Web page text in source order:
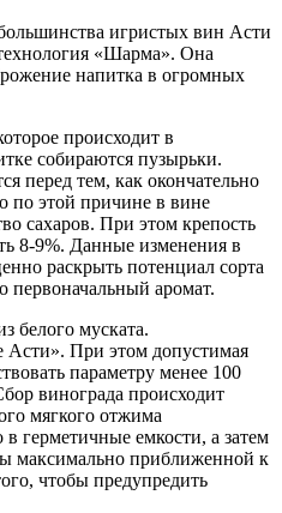
игристых вин Асти
«Шарма». Она
напитка в огромных
происходит в
собираются пузырьки.
перед тем, как окончательно
по этой причине в вине
сахаров. При этом крепость
8-9%. Данные изменения в
раскрыть потенциал сорта
первоначальный аромат.
белого муската.
При этом допустимая
параметру менее 100
винограда происходит
мягкого отжима
герметичные емкости, а затем
максимально приближенной к
чтобы предупредить